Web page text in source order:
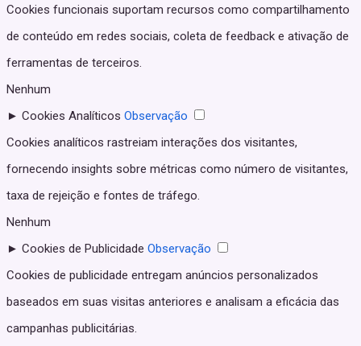
Cookies funcionais suportam recursos como compartilhamento
de conteúdo em redes sociais, coleta de feedback e ativação de
ferramentas de terceiros.
Nenhum
► Cookies Analíticos Observação
Cookies analíticos rastreiam interações dos visitantes,
fornecendo insights sobre métricas como número de visitantes,
taxa de rejeição e fontes de tráfego.
Nenhum
► Cookies de Publicidade Observação
Cookies de publicidade entregam anúncios personalizados
baseados em suas visitas anteriores e analisam a eficácia das
campanhas publicitárias.